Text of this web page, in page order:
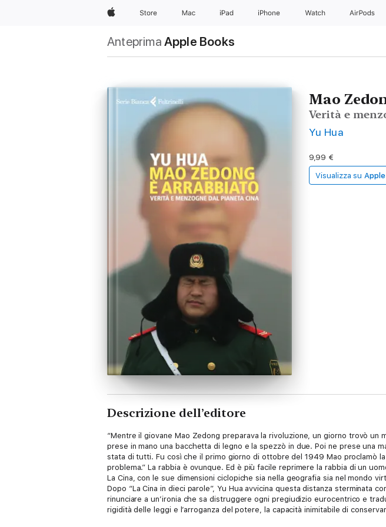
AppleStore Mac iPad iPhone Watch AirPods
Anteprima Apple Books
Mao
Verità e
Yu Hua
9,99 €
Visualizza su
Descrizione dell’editore
“Mentre il giovane Mao Zedong preparava la rivoluzione, un giorno trovò
prese in ma­no una bacchetta di legno e la spezzò in due. Poi ne prese una
stata di tutti. Fu così che il primo giorno di ottobre del 1949 Mao proclamò
problema.” La rabbia è ovunque. Ed è più facile reprimere la rabbia di un
La Cina, con le sue dimensioni ciclopiche sia nella geografia sia nel mondo
Dopo “La Cina in dieci parole”, Yu Hua avvicina questa distanza sterminata
rinunciare a un’ironia che sa distruggere ogni pregiudizio eurocentrico e
rigidità delle leggi e l’arroganza del potere, la capacità inimitabile di